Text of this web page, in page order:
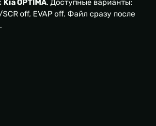
Kia OPTIMA. Доступные варианты:
off, EVAP off. Файл сразу после